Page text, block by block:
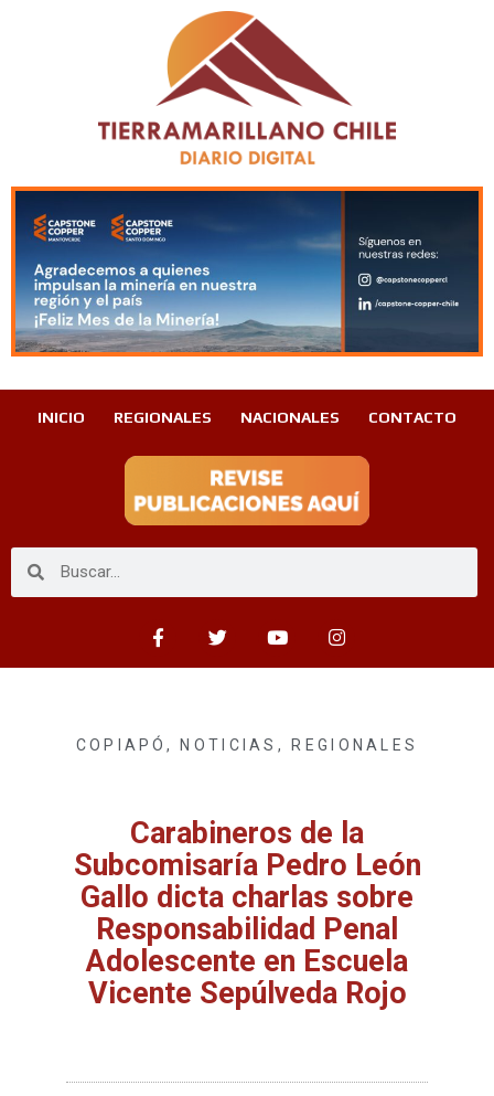
INICIO REGIONALES NACIONALES CONTACTO
COPIAPÓ ,NOTICIAS ,REGIONALES
Carabineros de la
Subcomisaría Pedro León
Gallo dicta charlas sobre
Responsabilidad Penal
Adolescente en Escuela
Vicente Sepúlveda Rojo